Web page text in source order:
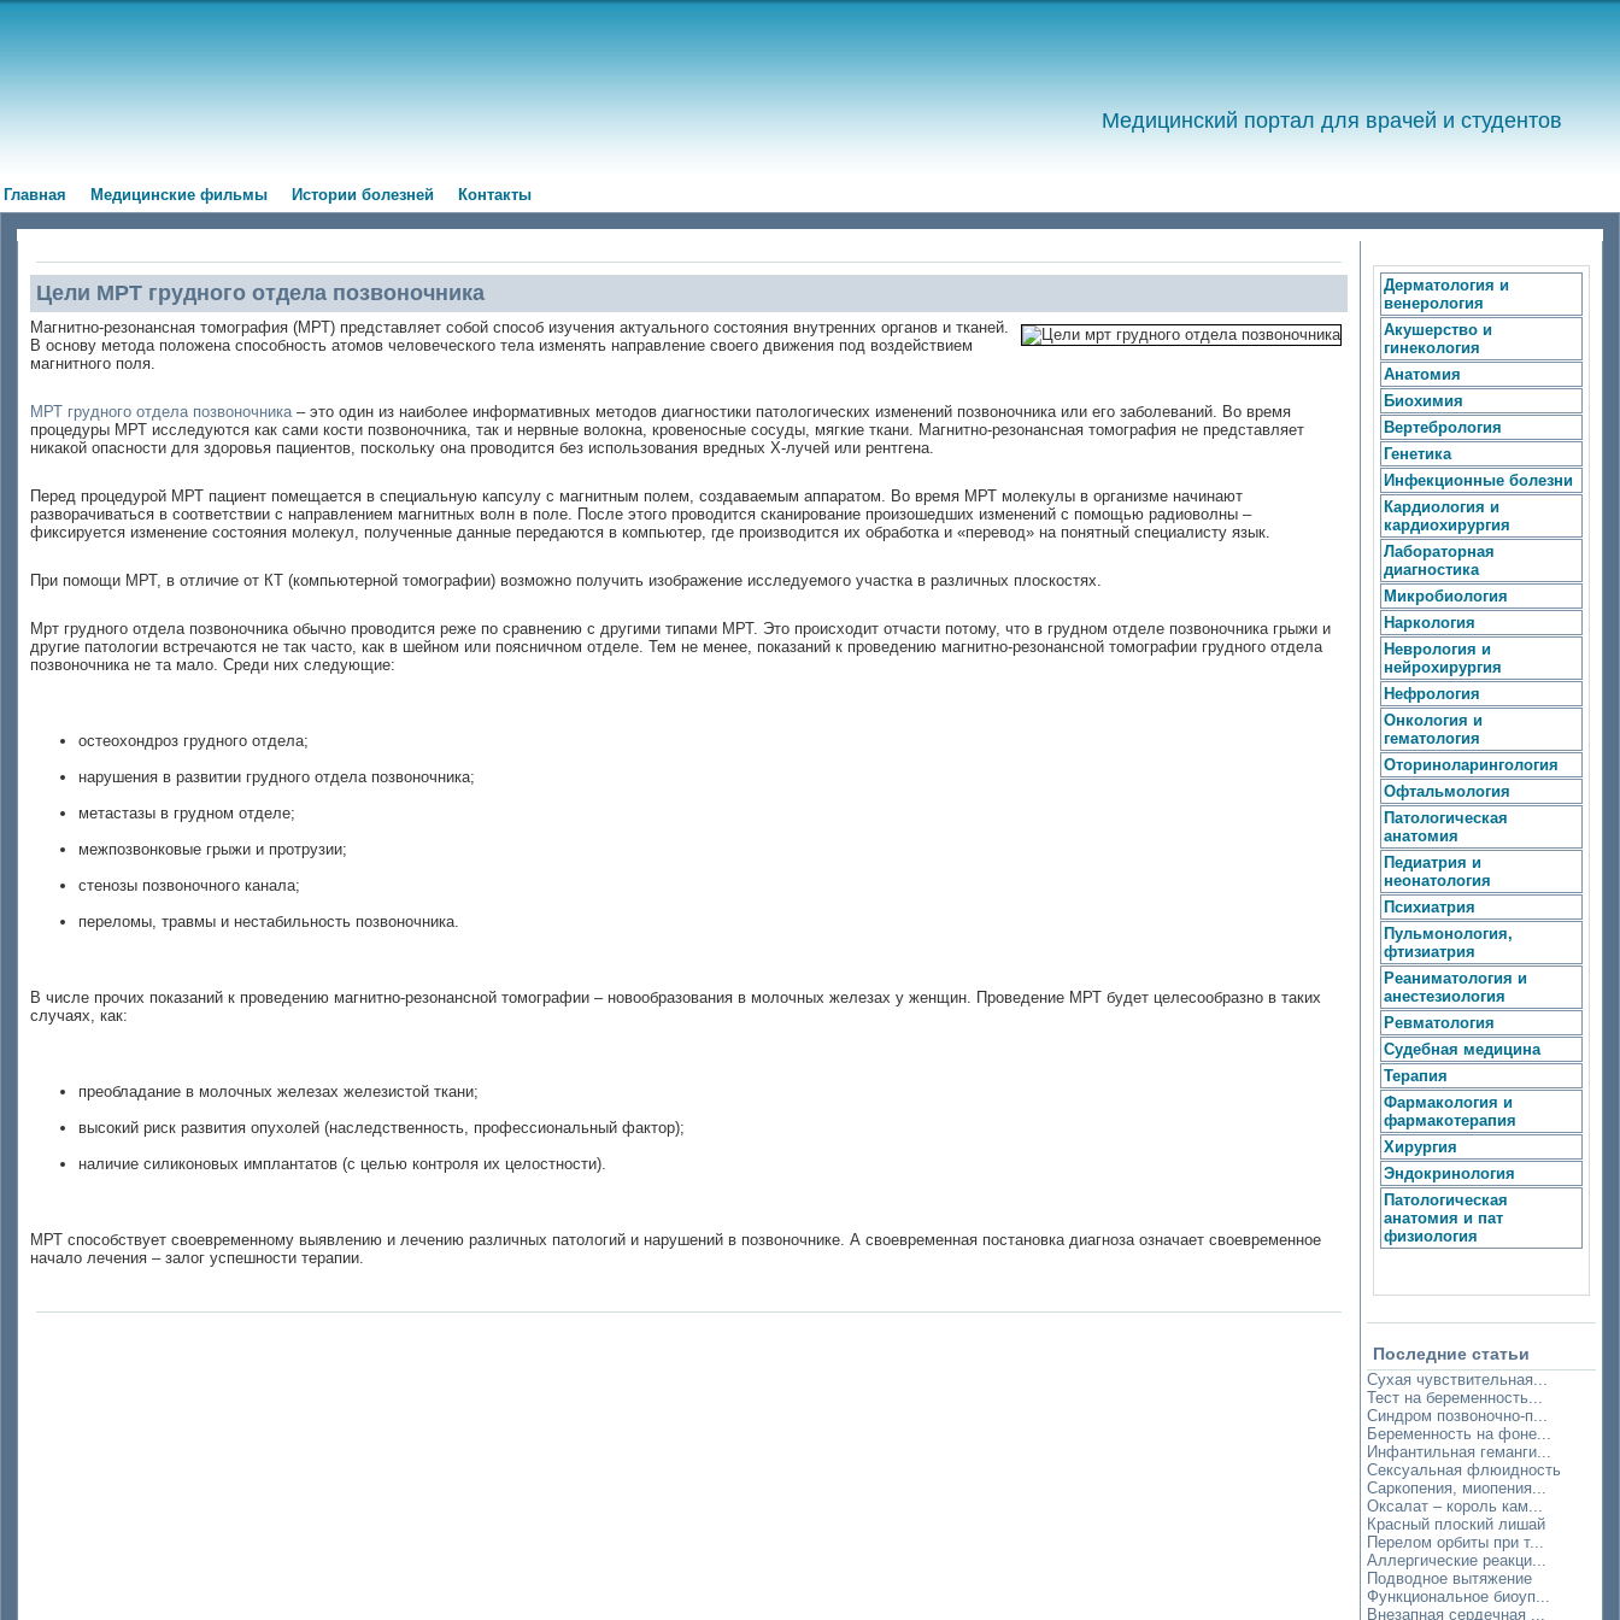
Медицинский портал для врачей и студентов
Главная Медицинские фильмы Истории болезней Контакты
Цели МРТ грудного отдела позвоночника
Магнитно-резонансная томография (МРТ) представляет собой способ изучения актуального состояния внутренних органов и тканей.
В основу метода положена способность атомов человеческого тела изменять направление своего движения под воздействием
магнитного поля.
МРТ грудного отдела позвоночника– это один из наиболее информативных методов диагностики патологических изменений позвоночника или его заболеваний. Во время
процедуры МРТ исследуются как сами кости позвоночника, так и нервные волокна, кровеносные сосуды, мягкие ткани. Магнитно-резонансная томография не представляет
никакой опасности для здоровья пациентов, поскольку она проводится без использования вредных Х-лучей или рентгена.
Перед процедурой МРТ пациент помещается в специальную капсулу с магнитным полем, создаваемым аппаратом. Во время МРТ молекулы в организме начинают
разворачиваться в соответствии с направлением магнитных волн в поле. После этого проводится сканирование произошедших изменений с помощью радиоволны –
фиксируется изменение состояния молекул, полученные данные передаются в компьютер, где производится их обработка и «перевод» на понятный специалисту язык.
При помощи МРТ, в отличие от КТ (компьютерной томографии) возможно получить изображение исследуемого участка в различных плоскостях.
Мрт грудного отдела позвоночника обычно проводится реже по сравнению с другими типами МРТ. Это происходит отчасти потому, что в грудном отделе позвоночника грыжи и
другие патологии встречаются не так часто, как в шейном или поясничном отделе. Тем не менее, показаний к проведению магнитно-резонансной томографии грудного отдела
позвоночника не та мало. Среди них следующие:
остеохондроз грудного отдела;
нарушения в развитии грудного отдела позвоночника;
метастазы в грудном отделе;
межпозвонковые грыжи и протрузии;
стенозы позвоночного канала;
переломы, травмы и нестабильность позвоночника.
В числе прочих показаний к проведению магнитно-резонансной томографии – новообразования в молочных железах у женщин. Проведение МРТ будет целесообразно в таких
случаях, как:
преобладание в молочных железах железистой ткани;
высокий риск развития опухолей (наследственность, профессиональный фактор);
наличие силиконовых имплантатов (с целью контроля их целостности).
МРТ способствует своевременному выявлению и лечению различных патологий и нарушений в позвоночнике. А своевременная постановка диагноза означает своевременное
начало лечения – залог успешности терапии.
Дерматология и
венерология
Акушерство и
гинекология
Анатомия
Биохимия
Вертебрология
Генетика
Инфекционные болезни
Кардиология и
кардиохирургия
Лабораторная
диагностика
Микробиология
Наркология
Неврология и
нейрохирургия
Нефрология
Онкология и
гематология
Оториноларингология
Офтальмология
Патологическая
анатомия
Педиатрия и
неонатология
Психиатрия
Пульмонология,
фтизиатрия
Реаниматология и
анестезиология
Ревматология
Судебная медицина
Терапия
Фармакология и
фармакотерапия
Хирургия
Эндокринология
Патологическая
анатомия и пат
физиология
Последние статьи
Сухая чувствительная...
Тест на беременность...
Синдром позвоночно-п...
Беременность на фоне...
Инфантильная геманги...
Сексуальная флюидность
Саркопения, миопения...
Оксалат – король кам...
Красный плоский лишай
Перелом орбиты при т...
Аллергические реакци...
Подводное вытяжение
Функциональное биоуп...
Внезапная сердечная ...